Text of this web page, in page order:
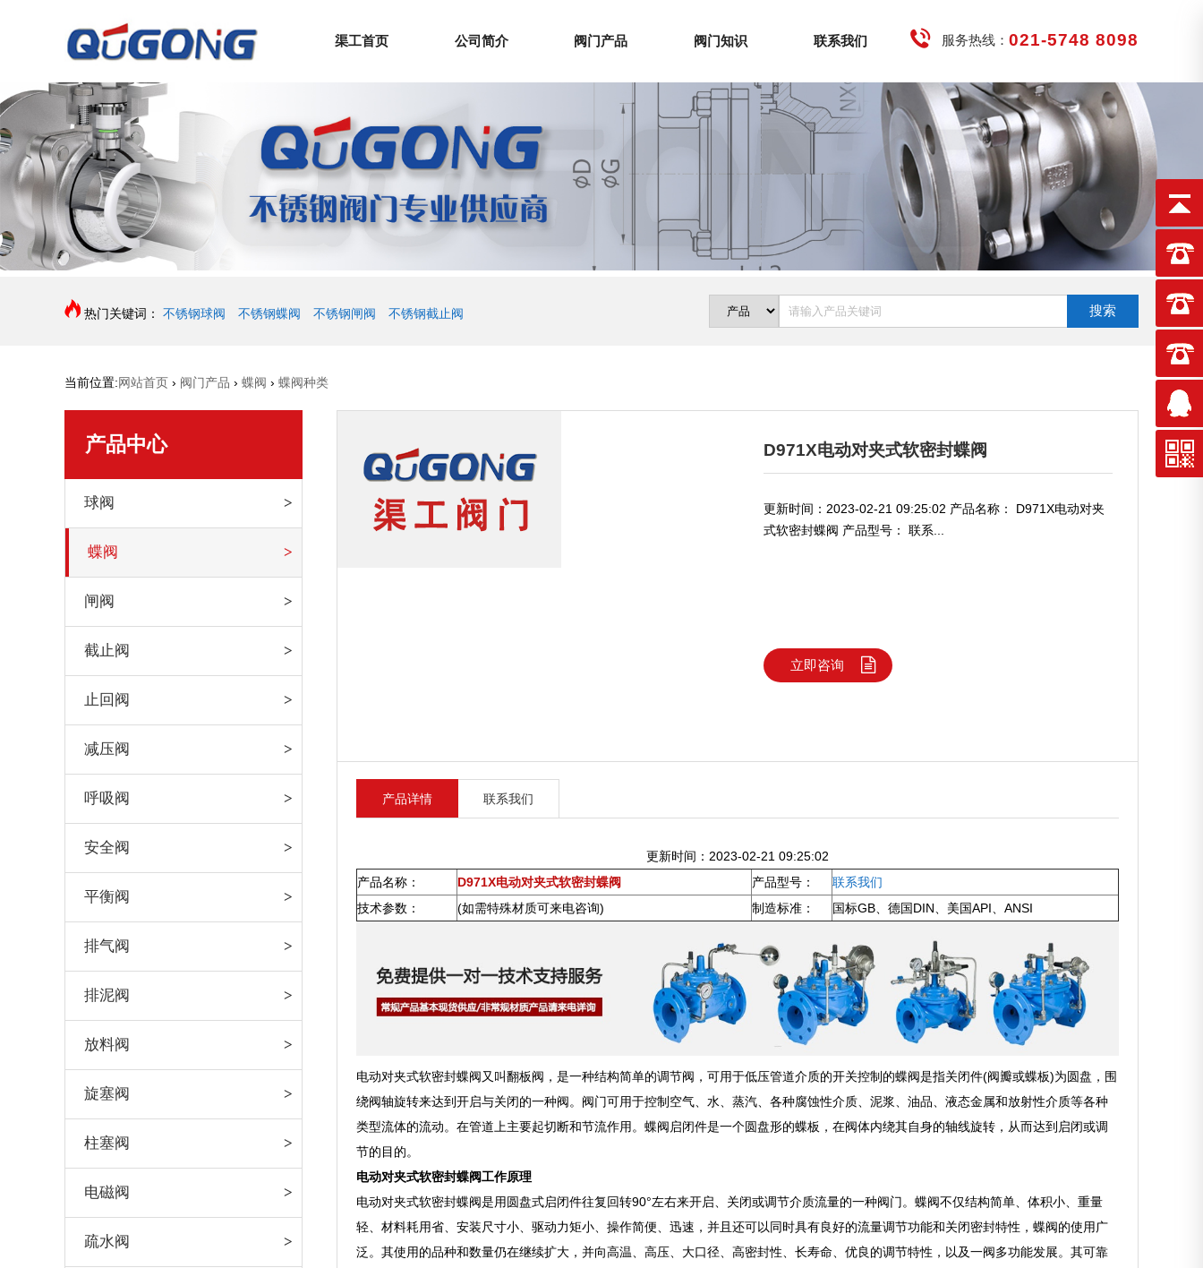
服务热线： 021-5748 8098
渠工首页 公司简介 阀门产品 阀门知识 联系我们
热门关键词： 不锈钢球阀 不锈钢蝶阀 不锈钢闸阀 不锈钢截止阀 搜索
当前位置:网站首页 › 阀门产品 › 蝶阀 › 蝶阀种类
产品中心
球阀
蝶阀
闸阀
截止阀
止回阀
减压阀
呼吸阀
安全阀
平衡阀
排气阀
排泥阀
放料阀
旋塞阀
柱塞阀
电磁阀
疏水阀
D971X电动对夹式软密封蝶阀
更新时间：2023-02-21 09:25:02 产品名称： D971X电动对夹
式软密封蝶阀 产品型号： 联系...
立即咨询
产品详情 联系我们
更新时间：2023-02-21 09:25:02
产品名称：
D971X电动对夹式软密封蝶阀 产品型号：
联系我们
技术参数：
(如需特殊材质可来电咨询) 制造标准： 国标GB、德国DIN、美国API、ANSI
电动对夹式软密封蝶阀又叫翻板阀，是一种结构简单的调节阀，可用于低压管道介质的开关控制的蝶阀是指关闭件(阀瓣或蝶板)为圆盘，围
绕阀轴旋转来达到开启与关闭的一种阀。阀门可用于控制空气、水、蒸汽、各种腐蚀性介质、泥浆、油品、液态金属和放射性介质等各种
类型流体的流动。在管道上主要起切断和节流作用。蝶阀启闭件是一个圆盘形的蝶板，在阀体内绕其自身的轴线旋转，从而达到启闭或调
节的目的。
电动对夹式软密封蝶阀工作原理
电动对夹式软密封蝶阀是用圆盘式启闭件往复回转90°左右来开启、关闭或调节介质流量的一种阀门。蝶阀不仅结构简单、体积小、重量
轻、材料耗用省、安装尺寸小、驱动力矩小、操作简便、迅速，并且还可以同时具有良好的流量调节功能和关闭密封特性，蝶阀的使用广
泛。其使用的品种和数量仍在继续扩大，并向高温、高压、大口径、高密封性、长寿命、优良的调节特性，以及一阀多功能发展。其可靠